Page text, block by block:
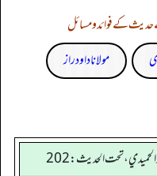
کے فوائد و مسائل
مولانا داود راز
الحميدي، تحت الحديث:202